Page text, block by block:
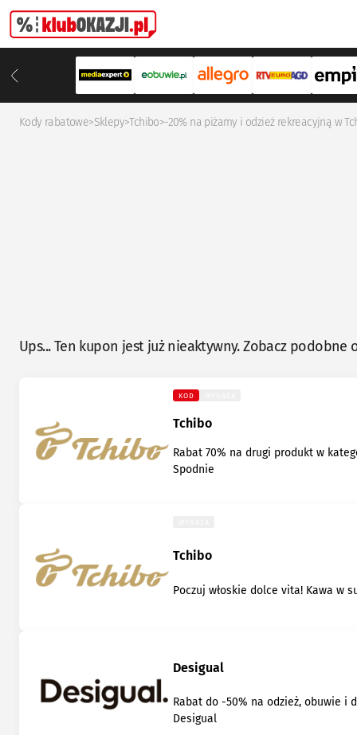
Kody rabatowe>Sklepy>Tchibo>-20% na piżamy i odzież rekreacyjną w
Ups... Ten kupon jest już nieaktywny. Zobacz podobne
KOD
Tchibo
Rabat 70% na drugi produkt w
Spodnie
Tchibo
Poczuj włoskie dolce vita! Kawa w
Desigual
Rabat do -50% na odzież, obuwie i
Desigual